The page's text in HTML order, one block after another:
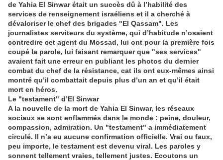
de Yahia El Sinwar était un succès dû à l’habilité des
services de renseignement israéliens et il a cherché à
dévaloriser le chef des brigades "El Qassam". Les
journalistes serviteurs du système, qui d’habitude n’osaient
contredire cet agent du Mossad, lui ont pour la première fois
coupé la parole, lui faisant remarquer que "ses services"
avaient fait une erreur en publiant les photos du dernier
combat du chef de la résistance, cat ils ont eux-mêmes ainsi
montré qu’il combattait depuis plus d’un an et qu’il était
mort en héros.
Le "testament" d’El Sinwar
A la nouvelle de la mort de Yahia El Sinwar, les réseaux
sociaux se sont enflammés dans le monde : peine, douleur,
compassion, admiration. Un "testament" a immédiatement
circulé. Il n’a eu aucune confirmation officielle. Vrai ou faux,
peu importe, le testament est devenu viral. Les paroles y
sonnent tellement vraies, tellement justes. Ecoutons un